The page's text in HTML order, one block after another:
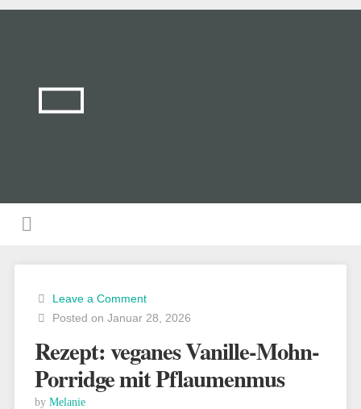
Leave a Comment
Posted on Januar 28, 2026
Rezept: veganes Vanille-Mohn-
Porridge mit Pflaumenmus
by Melanie